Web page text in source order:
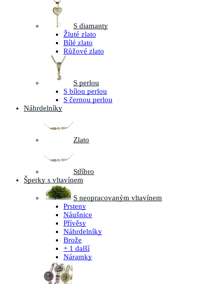
S diamanty
Žluté zlato
Bílé zlato
Růžové zlato
S perlou
S bílou perlou
S černou perlou
Náhrdelníky
Zlato
Stříbro
Šperky s vltavínem
S neopracovaným vltavínem
Prsteny
Náušnice
Přívěsy
Náhrdelníky
Brože
+ 1 další
Náramky